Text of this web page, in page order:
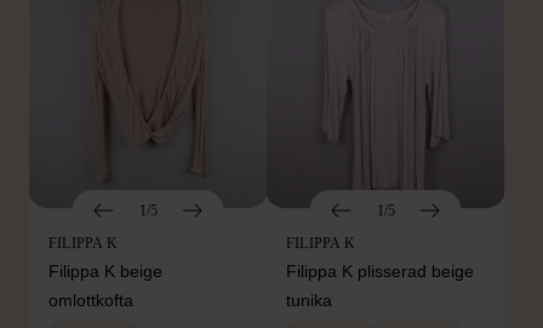
1/5
FILIPPA K
Filippa K beige
omlottkofta
1/5
FILIPPA K
Filippa K plisserad beige
tunika